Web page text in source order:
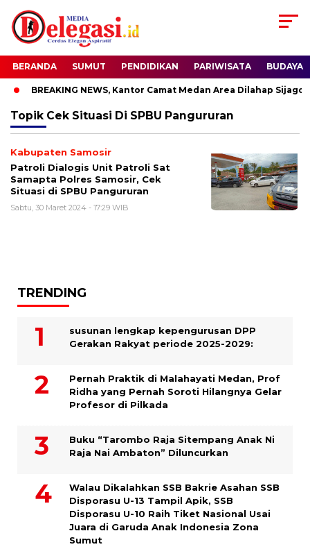
BERANDA SUMUT PENDIDIKAN PARIWISATA BUDAYA
BREAKING NEWS, Kantor Camat Medan Area Dilahap Sijago
Topik Cek Situasi Di SPBU Pangururan
Kabupaten Samosir
Patroli Dialogis Unit Patroli Sat
Samapta Polres Samosir, Cek
Situasi di SPBU Pangururan
Sabtu, 30 Maret 2024 - 17:29 WIB
TRENDING
susunan lengkap kepengurusan DPP
Gerakan Rakyat periode 2025-2029:
Pernah Praktik di Malahayati Medan, Prof
Ridha yang Pernah Soroti Hilangnya Gelar
Profesor di Pilkada
Buku “Tarombo Raja Sitempang Anak Ni
Raja Nai Ambaton” Diluncurkan
Walau Dikalahkan SSB Bakrie Asahan SSB
Disporasu U-13 Tampil Apik, SSB
Disporasu U-10 Raih Tiket Nasional Usai
Juara di Garuda Anak Indonesia Zona
Sumut